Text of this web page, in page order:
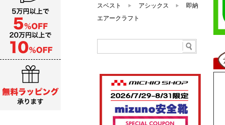
スベスト
アシックス
即納
エアークラフト